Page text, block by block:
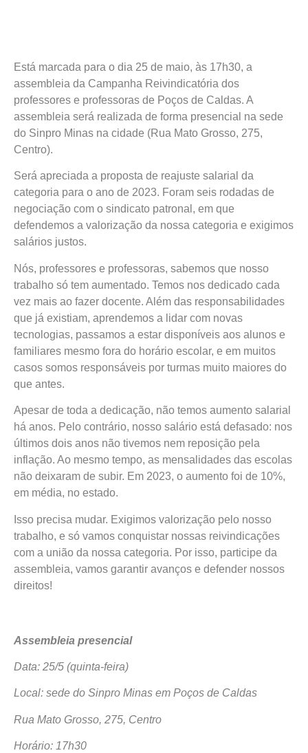
Está marcada para o dia 25 de maio, às 17h30, a
assembleia da Campanha Reivindicatória dos
professores e professoras de Poços de Caldas. A
assembleia será realizada de forma presencial na sede
do Sinpro Minas na cidade (Rua Mato Grosso, 275,
Centro).
Será apreciada a proposta de reajuste salarial da
categoria para o ano de 2023. Foram seis rodadas de
negociação com o sindicato patronal, em que
defendemos a valorização da nossa categoria e exigimos
salários justos.
Nós, professores e professoras, sabemos que nosso
trabalho só tem aumentado. Temos nos dedicado cada
vez mais ao fazer docente. Além das responsabilidades
que já existiam, aprendemos a lidar com novas
tecnologias, passamos a estar disponíveis aos alunos e
familiares mesmo fora do horário escolar, e em muitos
casos somos responsáveis por turmas muito maiores do
que antes.
Apesar de toda a dedicação, não temos aumento salarial
há anos. Pelo contrário, nosso salário está defasado: nos
últimos dois anos não tivemos nem reposição pela
inflação. Ao mesmo tempo, as mensalidades das escolas
não deixaram de subir. Em 2023, o aumento foi de 10%,
em média, no estado.
Isso precisa mudar. Exigimos valorização pelo nosso
trabalho, e só vamos conquistar nossas reivindicações
com a união da nossa categoria. Por isso, participe da
assembleia, vamos garantir avanços e defender nossos
direitos!
Assembleia presencial
Data: 25/5 (quinta-feira)
Local: sede do Sinpro Minas em Poços de Caldas
Rua Mato Grosso, 275, Centro
Horário: 17h30